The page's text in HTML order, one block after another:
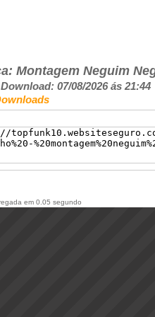
Montagem Neguim
07/08/2026 ás 21:44
em 0.05 segundo